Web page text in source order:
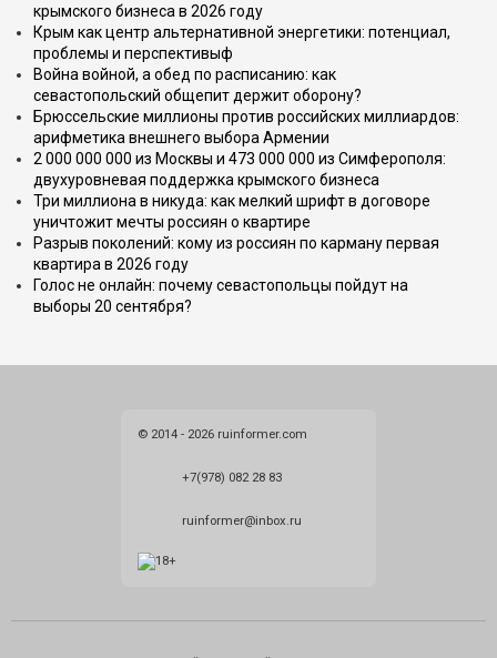
крымского бизнеса в 2026 году
Крым как центр альтернативной энергетики: потенциал,
проблемы и перспективыф
Война войной, а обед по расписанию: как
севастопольский общепит держит оборону?
Брюссельские миллионы против российских миллиардов:
арифметика внешнего выбора Армении
2 000 000 000 из Москвы и 473 000 000 из Симферополя:
двухуровневая поддержка крымского бизнеса
Три миллиона в никуда: как мелкий шрифт в договоре
уничтожит мечты россиян о квартире
Разрыв поколений: кому из россиян по карману первая
квартира в 2026 году
Голос не онлайн: почему севастопольцы пойдут на
выборы 20 сентября?
© 2014 - 2026 ruinformer.com
+7(978) 082 28 83
ruinformer@inbox.ru